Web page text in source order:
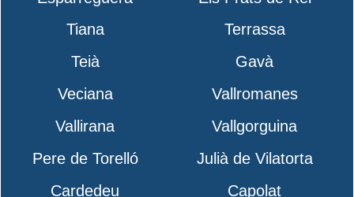
Tiana
Terrassa
Teià
Gavà
Veciana
Vallromanes
Vallirana
Vallgorguina
Pere de Torelló
Julià de Vilatorta
Cardedeu
Capolat